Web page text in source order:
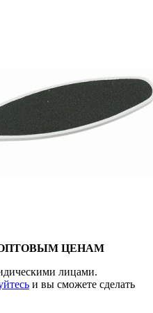
к ОПТОВЫМ ЦЕНАМ
лицами.
и вы сможете сделать